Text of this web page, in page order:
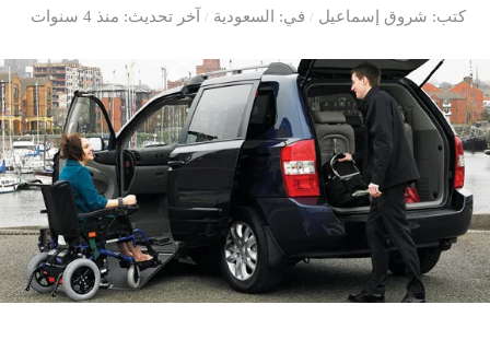
كتب شروق إسماعيل في السعودية آخر تحديث منذ 4 سنوات